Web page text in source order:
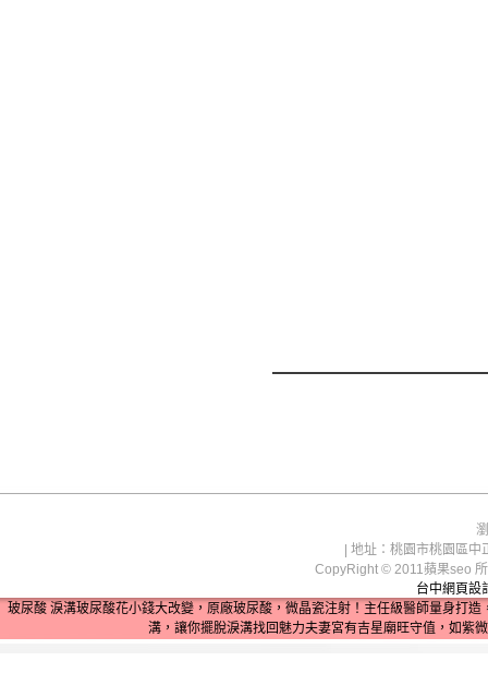
| 地址：桃園市桃園區
CopyRight © 2011蘋果seo
台中網頁設
玻尿酸 淚溝玻尿酸花小錢大改變，原廠玻尿酸，微晶瓷注射！主任級醫師量身打
溝，讓你擺脫淚溝找回魅力夫妻宮有吉星廟旺守值，如紫